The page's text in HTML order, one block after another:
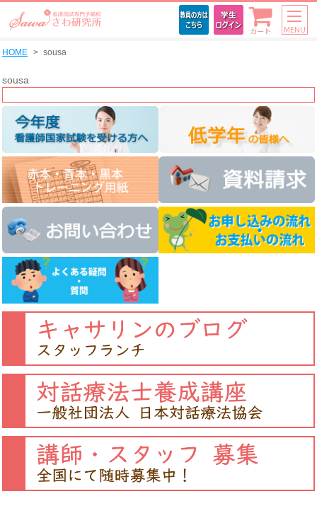
カート MENU
HOME sousa
sousa